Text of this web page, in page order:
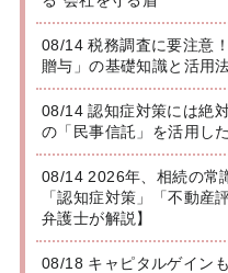
08/14 税務調査に要注意
贈与」の基礎知識と活用
08/14 認知症対策には絶
の「民事信託」を活用し
08/14 2026年、相続の常
「認知症対策」「不動産
弁護士が解説】
08/18 キャピタルゲイン